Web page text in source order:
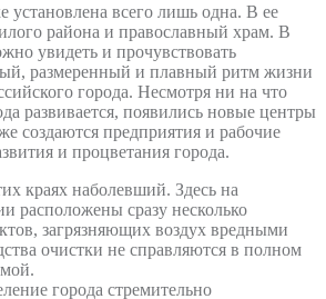
установлена всего лишь одна. В ее
района и православный храм. В
увидеть и прочувствовать
размеренный и плавный ритм жизни
города. Несмотря ни на что
развивается, появились новые центры
создаются предприятия и рабочие
и процветания города.
краях наболевший. Здесь на
расположены сразу несколько
загрязняющих воздух вредными
очистки не справляются в полном
города стремительно